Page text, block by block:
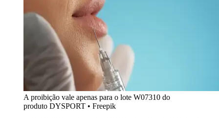
A proibição vale apenas para o lote W07310 do
produto DYSPORT • Freepik